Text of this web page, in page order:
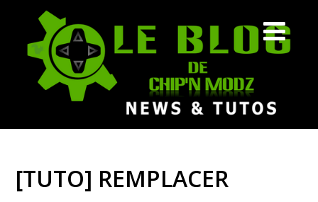
[TUTO] REMPLACER